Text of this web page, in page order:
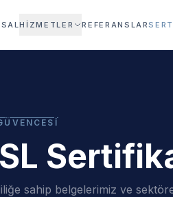
HIZMETLER REFERANSLAR
sahip belgelerimiz ve